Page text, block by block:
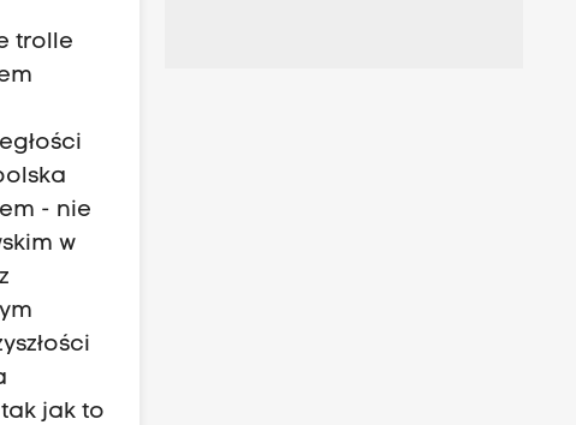
trolle
- nie
w
jak to